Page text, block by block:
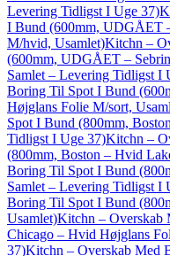
Levering Tidligst I Uge 37)
I Bund (600mm, UDGÅET
M/hvid, Usamlet)Kitchn –
(600mm, UDGÅET –
Samlet – Levering Tidligst I
Boring Til Spot I Bund
Højglans Folie M/sort,
Spot I Bund (800mm,
Tidligst I Uge 37)Kitchn –
(800mm, Boston – Hvid
Boring Til Spot I Bund
Samlet – Levering Tidligst I
Boring Til Spot I Bund
Usamlet)Kitchn – Overskab
Chicago – Hvid Højglans
37)Kitchn – Overskab Med